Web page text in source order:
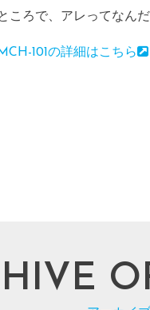
ころで、アレってなんだ
MCH-101の詳細はこちら